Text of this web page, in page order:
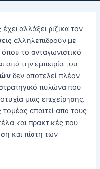
αλλάξει ριζικά τον
αλληλεπιδρούν με
το ανταγωνιστικό
από την εμπειρία του
δεν αποτελεί πλέον
πυλώνα που
μιας επιχείρησης.
απαιτεί από τους
και πρακτικές που
και πίστη των